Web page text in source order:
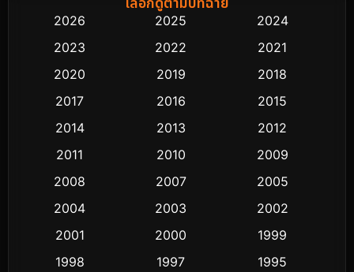
Classic หนังคลาสสิก
Comedy ตลก 428
Crime อาชญากรรม 503
Cult Film
2026 2025
2024
2023
2022
2021
2020
2019
2018
2017
2016
2015
2014
2013
2012
2011
2010
2009
2008
2007
2005
2004
2003
2002
2001
2000
1999
1998
1997
1995